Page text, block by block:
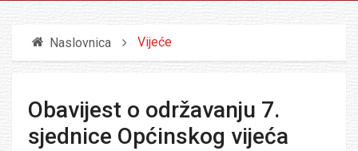
Naslovnica Vijeće
Obavijest o održavanju 7.
sjednice Općinskog vijeća